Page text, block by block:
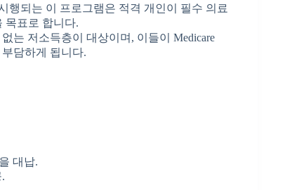
행되는 이 프로그램은 적격 개인이 필수 의료
목표로 합니다.
는 저소득층이 대상이며, 이들이 Medicare
담하게 됩니다.
대납.